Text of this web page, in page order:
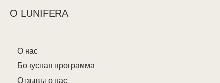
О LUNIFERA
О нас
Бонусная программа
Отзывы о нас